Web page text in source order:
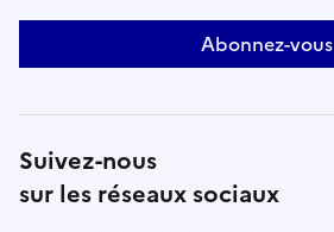
Abonnez-vous
Suivez-nous
sur les réseaux sociaux